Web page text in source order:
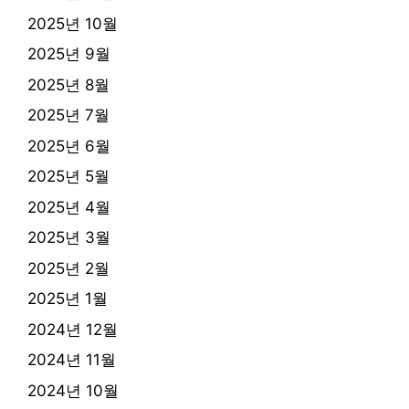
2025년 10월
2025년 9월
2025년 8월
2025년 7월
2025년 6월
2025년 5월
2025년 4월
2025년 3월
2025년 2월
2025년 1월
2024년 12월
2024년 11월
2024년 10월